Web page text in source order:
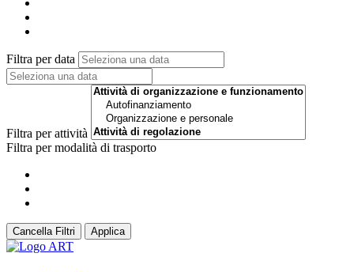
Filtra per data
Filtra per attività
Filtra per modalità di trasporto
Cancella Filtri Applica